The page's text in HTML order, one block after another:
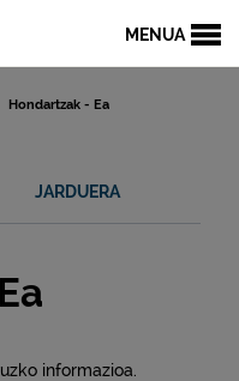
MENUA
Hondartzak - Ea
JARDUERA
informazioa.